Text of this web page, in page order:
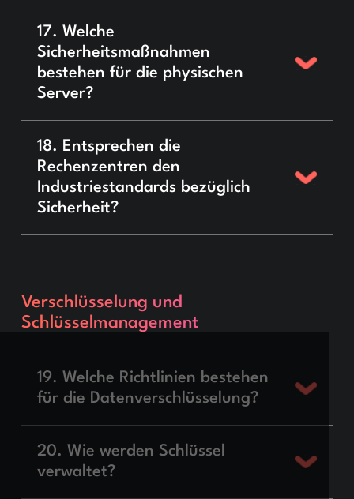
17. Welche
Sicherheitsmaßnahmen
bestehen für die physischen
Server?
18. Entsprechen die
Rechenzentren den
Industriestandards bezüglich
Sicherheit?
Verschlüsselung und
Schlüsselmanagement
19. Welche Richtlinien bestehen
für die Datenverschlüsselung?
20. Wie werden Schlüssel
verwaltet?